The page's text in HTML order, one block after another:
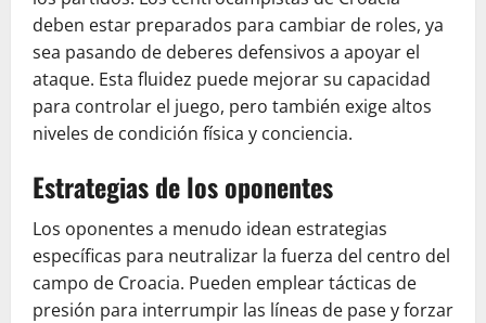
deben estar preparados para cambiar de roles, ya
sea pasando de deberes defensivos a apoyar el
ataque. Esta fluidez puede mejorar su capacidad
para controlar el juego, pero también exige altos
niveles de condición física y conciencia.
Estrategias de los oponentes
Los oponentes a menudo idean estrategias
específicas para neutralizar la fuerza del centro del
campo de Croacia. Pueden emplear tácticas de
presión para interrumpir las líneas de pase y forzar